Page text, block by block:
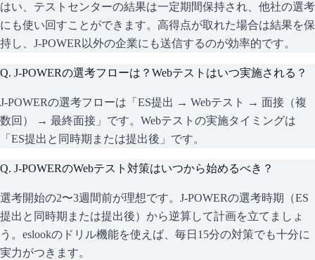
はい、テストセンターの結果は一定期間保持され、他社の選考
にも使い回すことができます。高得点が取れた場合は結果を保
持し、J-POWER以外の企業にも送信するのが効率的です。
Q. J-POWERの選考フローは？Webテストはいつ実施される？
J-POWERの選考フローは「ES提出 → Webテスト → 面接（複
数回） → 最終面接」です。Webテストの実施タイミングは
「ES提出と同時期または提出後」です。
Q. J-POWERのWebテスト対策はいつから始めるべき？
選考開始の2〜3週間前が理想です。J-POWERの選考時期（ES
提出と同時期または提出後）から逆算して計画を立てましょ
う。eslookのドリル機能を使えば、毎日15分の対策でも十分に
実力がつきます。